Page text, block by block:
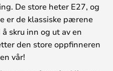
De store heter E27, og
er de klassiske pærene
skru inn og ut av en
den store oppfinneren
vår!